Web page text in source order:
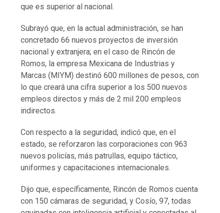
que es superior al nacional.
Subrayó que, en la actual administración, se han
concretado 66 nuevos proyectos de inversión
nacional y extranjera; en el caso de Rincón de
Romos, la empresa Mexicana de Industrias y
Marcas (MIYM) destinó 600 millones de pesos, con
lo que creará una cifra superior a los 500 nuevos
empleos directos y más de 2 mil 200 empleos
indirectos.
Con respecto a la seguridad, indicó que, en el
estado, se reforzaron las corporaciones con 963
nuevos policías, más patrullas, equipo táctico,
uniformes y capacitaciones internacionales.
Dijo que, específicamente, Rincón de Romos cuenta
con 150 cámaras de seguridad, y Cosío, 97, todas